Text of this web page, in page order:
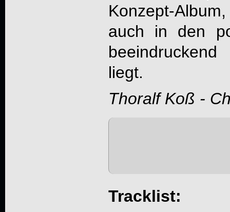
Konzept-
auch in den
liegt.
Thoralf Koß -
Tracklist: